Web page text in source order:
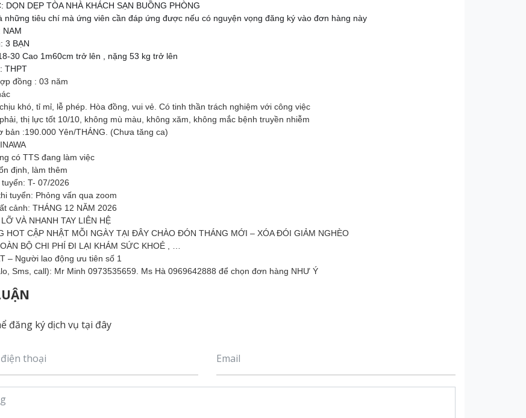
DỌN DẸP TÒA NHÀ KHÁCH SẠN BUỒNG PHÒNG
những tiêu chí mà ứng viên cần đáp ứng được nếu có nguyện vọng đăng ký vào đơn hàng này
NAM
3 BẠN
30 Cao 1m60cm trở lên , nặng 53 kg trở lên
THPT
đồng : 03 năm
khó, tỉ mỉ, lễ phép. Hòa đồng, vui vẻ. Có tinh thần trách nghiệm với công việc
thị lực tốt 10/10, không mù màu, không xăm, không mắc bệnh truyền nhiễm
bản :190.000 Yên/THÁNG. (Chưa tăng ca)
có TTS đang làm việc
định, làm thêm
T- 07/2026
tuyển: Phỏng vấn qua zoom
cảnh: THÁNG 12 NĂM 2026
VÀ NHANH TAY LIÊN HỆ
HOT CẬP NHẬT MỖI NGÀY TẠI ĐÂY CHÀO ĐÓN THÁNG MỚI – XÓA ĐÓI GIẢM NGHÈO
BỘ CHI PHÍ ĐI LẠI KHÁM SỨC KHOẺ , …
– Người lao động ưu tiên số 1
Sms, call): Mr Minh 0973535659. Ms Hà 0969642888 để chọn đơn hàng NHƯ Ý
đăng ký dịch vụ tại đây